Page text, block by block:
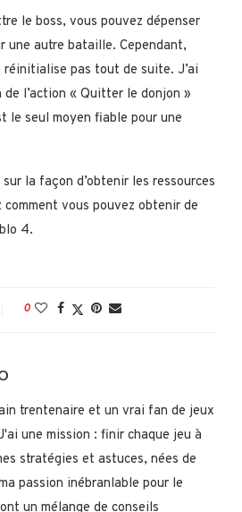
le boss, vous pouvez dépenser
une autre bataille. Cependant,
pas tout de suite. J’ai
l’action « Quitter le donjon »
le seul moyen fiable pour une
la façon d’obtenir les ressources
comment vous pouvez obtenir de
4.
0
trentenaire et un vrai fan de jeux
une mission : finir chaque jeu à
stratégies et astuces, nées de
passion inébranlable pour le
un mélange de conseils